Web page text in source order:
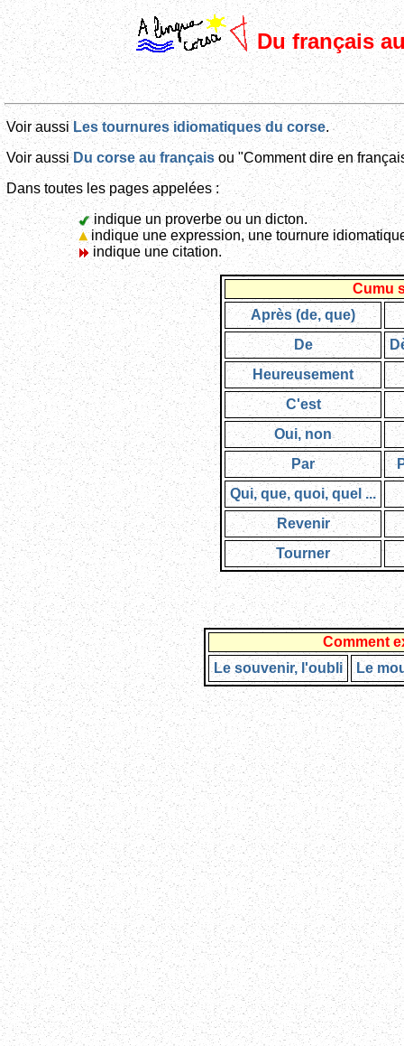
Du français
Voir aussiLes tournures idiomatiques du corse.
Voir aussiDu corse au français ou "Comment dire en
Dans toutes les pages appelées :
indique un proverbe ou un dicton.
indique une expression, une tournure
indique une citation.
Cumu
Après (de, que)
De
Heureusement
C'est
Oui, non
Par
Qui, que, quoi, quel ...
Revenir
Tourner
Comment
Le souvenir, l'oubli
Le